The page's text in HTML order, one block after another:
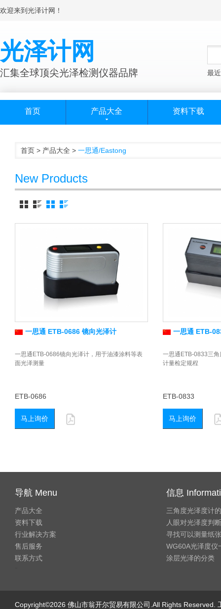
欢迎来到光泽计网！
光泽计网
汇集全球顶尖光泽检测仪器品牌 最
首页 产品大全 资料下载
首页 > 产品大全 > 一思通/Eastong
New Products
一思通 ETB-0686 镜向光泽计
一思通ETB-0686镜向光泽计，用于油漆涂料等表
面光泽测量
ETB-0686
马上询价
一思通 ETB-
一思通ETB-0833三
计量检定规程
ETB-0833
马上询价
导航 Menu
产品大全
资料下载
行业解决方案
售后服务
联系方式
信息
三角度光泽度计
人眼对光泽度判断
寻找可以测量纸
WG60A光泽度仪
涂层光泽的分类
Copyright©2026 佛山市翁开尔贸易有限公司.All Rights Reserved.